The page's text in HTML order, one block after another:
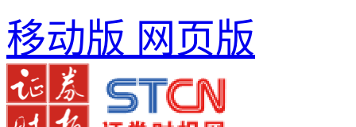
移动版 网页版